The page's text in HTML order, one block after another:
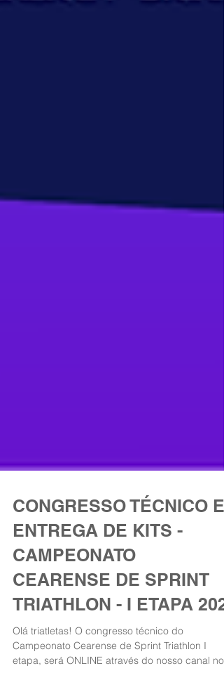
CONGRESSO TÉCNICO E
ENTREGA DE KITS -
CAMPEONATO
CEARENSE DE SPRINT
TRIATHLON - I ETAPA